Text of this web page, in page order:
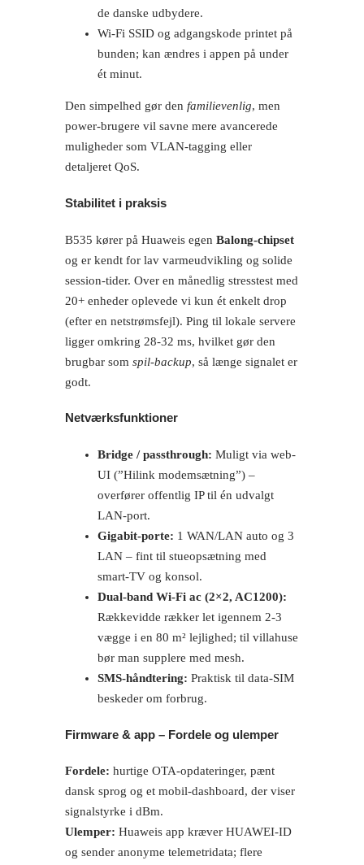
de danske udbydere.
Wi-Fi SSID og adgangskode printet på
bunden; kan ændres i appen på under
ét minut.
Den simpelhed gør den familievenlig, men
power-brugere vil savne mere avancerede
muligheder som VLAN-tagging eller
detaljeret QoS.
Stabilitet i praksis
B535 kører på Huaweis egen Balong-chipset
og er kendt for lav varmeudvikling og solide
session-tider. Over en månedlig stresstest med
20+ enheder oplevede vi kun ét enkelt drop
(efter en netstrømsfejl). Ping til lokale servere
ligger omkring 28-32 ms, hvilket gør den
brugbar som spil-backup, så længe signalet er
godt.
Netværksfunktioner
Bridge / passthrough: Muligt via web-
UI (”Hilink modemsætning”) –
overfører offentlig IP til én udvalgt
LAN-port.
Gigabit-porte: 1 WAN/LAN auto og 3
LAN – fint til stueopsætning med
smart-TV og konsol.
Dual-band Wi-Fi ac (2×2, AC1200):
Rækkevidde rækker let igennem 2-3
vægge i en 80 m² lejlighed; til villahuse
bør man supplere med mesh.
SMS-håndtering: Praktisk til data-SIM
beskeder om forbrug.
Firmware & app – Fordele og ulemper
Fordele: hurtige OTA-opdateringer, pænt
dansk sprog og et mobil-dashboard, der viser
signalstyrke i dBm.
Ulemper: Huaweis app kræver HUAWEI-ID
og sender anonyme telemetridata; flere